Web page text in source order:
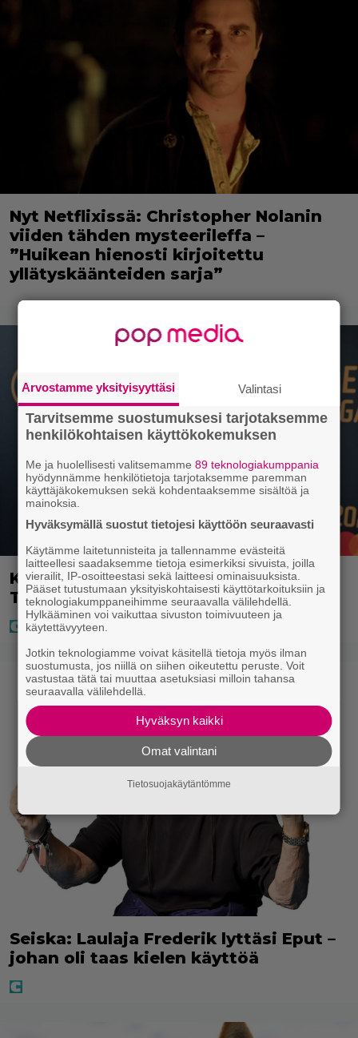
Nyt Netflixissä: Christopher Nolanin
viiden tähden mysteerileffa –
”Huikean hienosti kirjoitettu
yllätyskäänteiden sarja”
Kaija Koolta ikävä ilmoitus – Juha
Tapio kiirehti apuun
Seiska: Laulaja Frederik lyttäsi Eput –
johan oli taas kielen käyttöä
Arvostamme yksityisyyttäsi Valintasi
Tarvitsemme suostumuksesi tarjotaksemme
henkilökohtaisen käyttökokemuksen
Me ja huolellisesti valitsemamme89 teknologiakumppania
hyödynnämme henkilötietoja tarjotaksemme paremman
käyttäjäkokemuksen sekä kohdentaaksemme sisältöä ja
mainoksia.
Hyväksymällä suostut tietojesi käyttöön seuraavasti
Käytämme laitetunnisteita ja tallennamme evästeitä
laitteellesi saadaksemme tietoja esimerkiksi sivuista, joilla
vierailit, IP-osoitteestasi sekä laitteesi ominaisuuksista.
Pääset tutustumaan yksityiskohtaisesti käyttötarkoituksiin ja
teknologiakumppaneihimme seuraavalla välilehdellä.
Hylkääminen voi vaikuttaa sivuston toimivuuteen ja
käytettävyyteen.
Jotkin teknologiamme voivat käsitellä tietoja myös ilman
suostumusta, jos niillä on siihen oikeutettu peruste. Voit
vastustaa tätä tai muuttaa asetuksiasi milloin tahansa
seuraavalla välilehdellä.
Hyväksyn kaikki
Omat valintani
Tietosuojakäytäntömme